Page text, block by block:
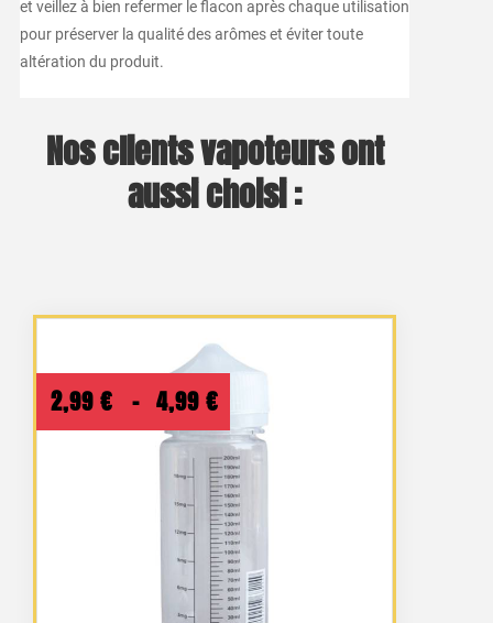
et veillez à bien refermer le flacon après chaque utilisation
pour préserver la qualité des arômes et éviter toute
altération du produit.
Nos clients vapoteurs ont
aussi choisi :
2,99 € – 4,99 €
de
prix :
2,99 €
à
4,99 €